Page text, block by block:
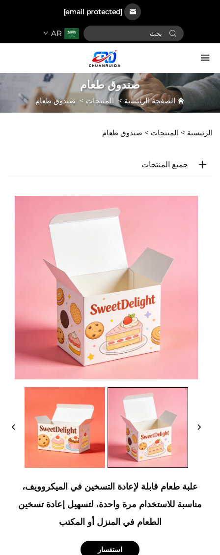
[email protected]
AR
صندوق طعام
الصفحة الرئيسية > المنتجات > صندوق طعام
الرئيسية > المنتجات > صندوق طعام
جميع المنتجات
علبة طعام قابلة لإعادة التسخين في الميكروويف،
مناسبة للاستخدام مرة واحدة، لتسهيل إعادة تسخين
الطعام في المنزل أو المكتب
استفسار